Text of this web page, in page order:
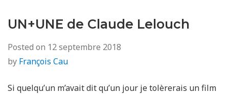
UN+UNE de Claude Lelouch
Posted on 12 septembre 2018
by François Cau
Si quelqu’un m’avait dit qu’un jour je tolèrerais un film